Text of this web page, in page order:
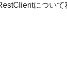
について